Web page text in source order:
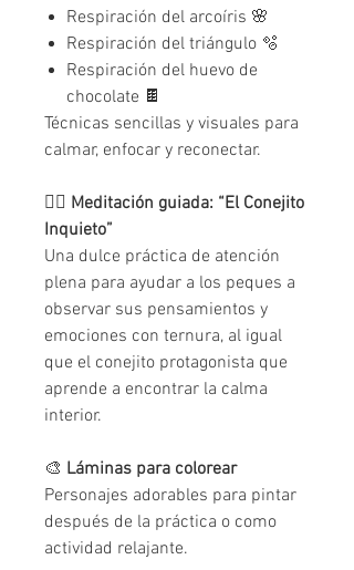
Respiración del arcoíris 🌸
Respiración del triángulo 🫧
Respiración del huevo de
chocolate 🍫
Técnicas sencillas y visuales para
calmar, enfocar y reconectar.
🧘‍♂️ Meditación guiada: “El Conejito
Inquieto”
Una dulce práctica de atención
plena para ayudar a los peques a
observar sus pensamientos y
emociones con ternura, al igual
que el conejito protagonista que
aprende a encontrar la calma
interior.
🎨 Láminas para colorear
Personajes adorables para pintar
después de la práctica o como
actividad relajante.